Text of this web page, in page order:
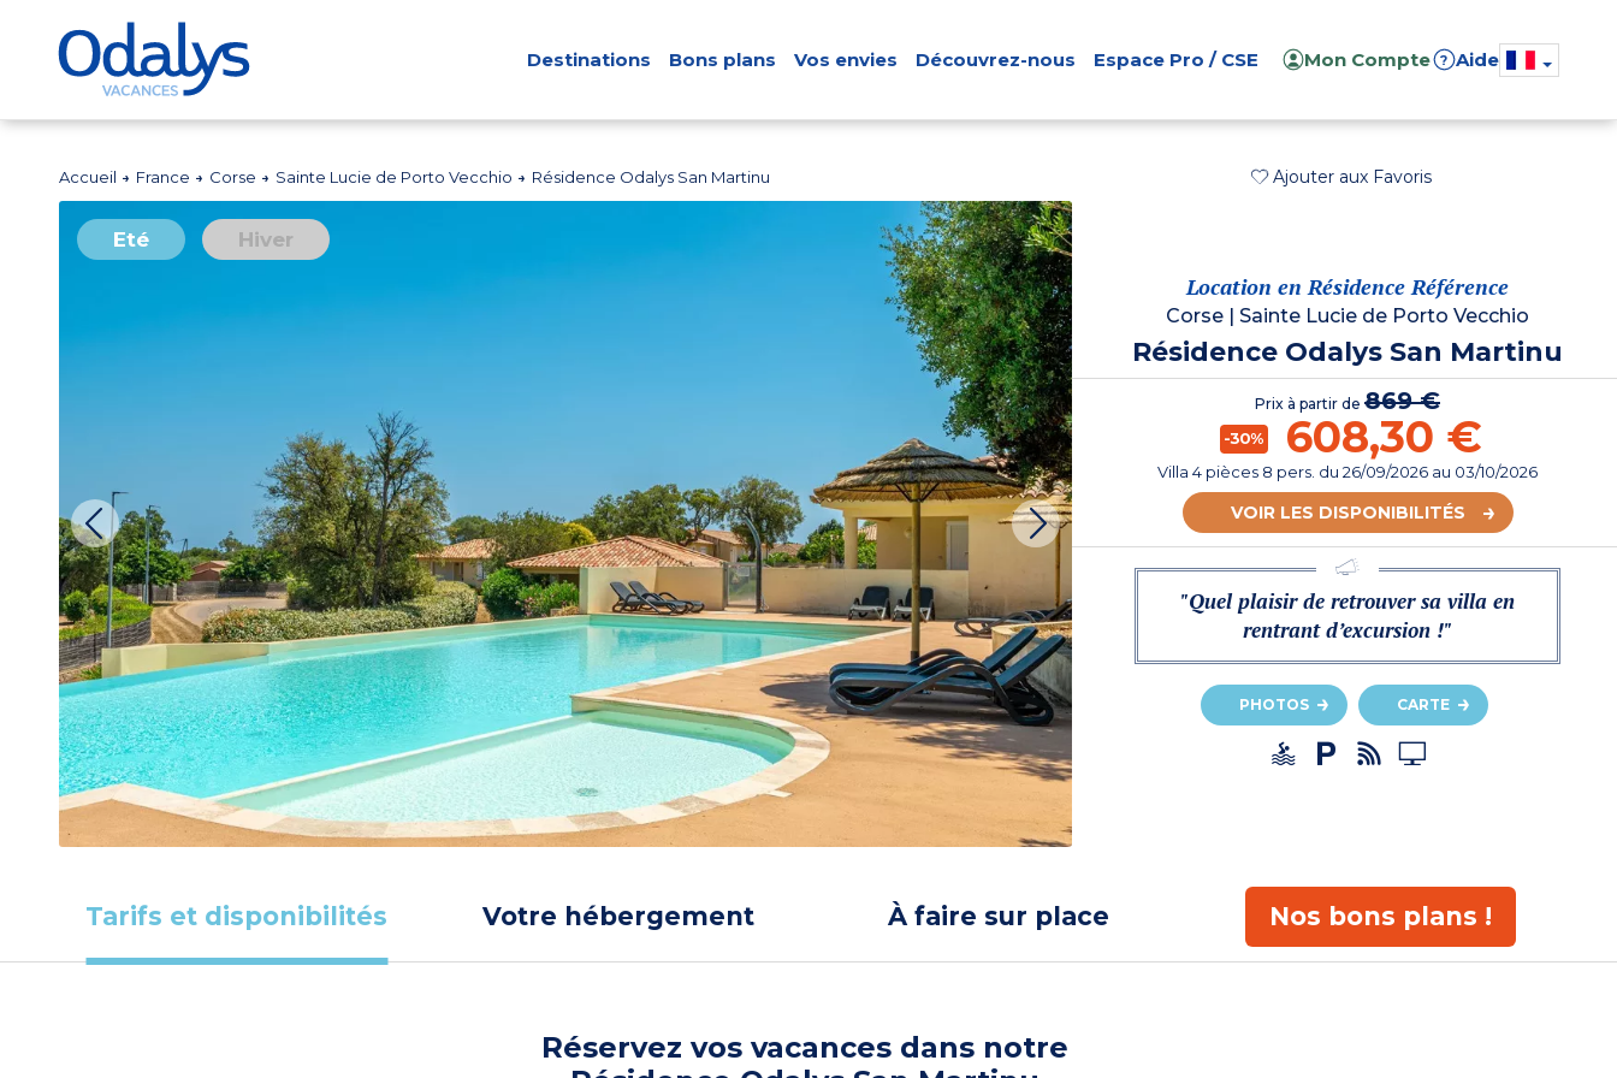
Destinations Bons plans Vos envies Découvrez-nous Espace Pro / CSE Mon Compte ? Aide
Accueil France Corse Sainte Lucie de Porto Vecchio Résidence Odalys San Martinu Ajouter aux Favoris
Eté Hiver
Location en Résidence Référence
Corse Sainte Lucie de Porto Vecchio
Résidence Odalys San Martinu
Prix à partir de 869 €
-30% 608,30 €
Villa 4 pièces 8 pers. du 26/09/2026 au 03/10/2026
VOIR LES DISPONIBILITÉS
"Quel plaisir de retrouver sa villa en
rentrant d’excursion !"
PHOTOS CARTE
Tarifs et disponibilités Votre hébergement À faire sur place Nos bons plans !
Réservez vos vacances dans notre